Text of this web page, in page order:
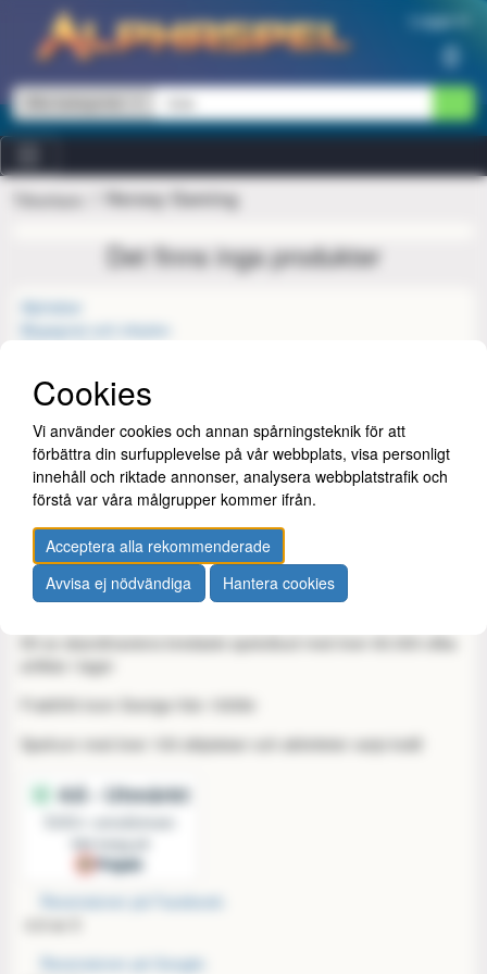
Hoppa till innehåll Logga in
0
Tillverkare Heresy Gaming
Det finns inga produkter
Alphabar
Begagnat och inbyten
FAQ
International orders
Jobba hos oss
Kontakta oss
Köpvillkor
Medlemsavgift
Om oss
Spellokalen
Tillgänglighet
Hantera cookies
Ett av skandinaviens bredaste spelutbud med över 60.000 olika
artiklar i lager
Fraktfritt inom Sverige från 1000kr
Spelrum med över 100 sittplatser och aktiviteter varje kväll
Recensioner på Facebook:
Recensioner på Google:
Cookies
Vi använder cookies och annan spårningsteknik för att
förbättra din surfupplevelse på vår webbplats, visa personligt
innehåll och riktade annonser, analysera webbplatstrafik och
förstå var våra målgrupper kommer ifrån.
Acceptera alla rekommenderade
Avvisa ej nödvändiga
Hantera cookies